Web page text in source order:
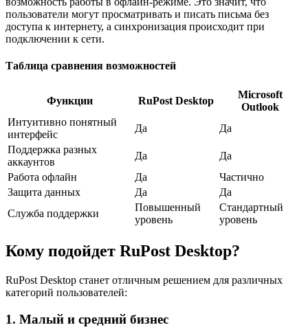
пользователи могут просматривать и писать письма без
доступа к интернету, а синхронизация происходит при
подключении к сети.
Таблица сравнения возможностей
Функции RuPost Desktop
Microsoft
Outlook
Интуитивно понятный
интерфейс
Да
Да
Поддержка разных
аккаунтов
Да
Да
Работа офлайн
Да
Частично
Защита данных
Да
Да
Служба поддержки
Повышенный
уровень
Стандартный
уровень
Кому подойдет RuPost Desktop?
RuPost Desktop станет отличным решением для различных
категорий пользователей:
1. Малый и средний бизнес